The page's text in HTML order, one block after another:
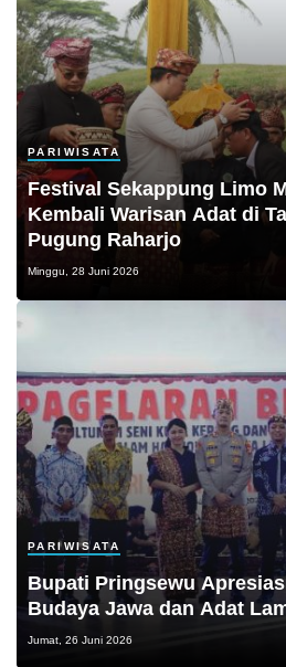
PARIWISATA
Festival Sekappung Limo
Kembali Warisan Adat di
Pugung Raharjo
Minggu, 28 Juni 2026
PARIWISATA
Bupati Pringsewu
Budaya Jawa dan Adat
Jumat, 26 Juni 2026